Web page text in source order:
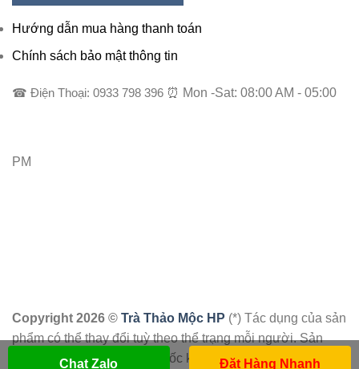
Hướng dẫn mua hàng thanh toán
Chính sách bảo mật thông tin
☎ Điện Thoại: 0933 798 396 ⏰ Mon -Sat: 08:00 AM - 05:00
PM
Copyright 2026 © Trà Thảo Mộc HP (*) Tác dụng của sản
phẩm có thể thay đổi tuỳ theo thể trạng mỗi người. Sản
phẩm này không phải là thuốc không có tác dụng thay thế
Chat Zalo Đặt Hàng Nhanh